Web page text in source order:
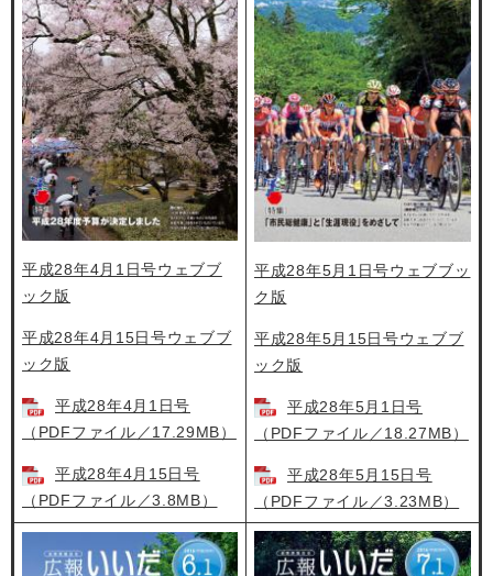
平成28年4月1日号ウェブブ
ック版
平成28年4月15日号ウェブブ
ック版
平成28年4月1日号
（PDFファイル／17.29MB）
平成28年4月15日号
（PDFファイル／3.8MB）
平成28年5月1日号ウェブブッ
ク版
平成28年5月15日号ウェブブ
ック版
平成28年5月1日号
（PDFファイル／18.27MB）
平成28年5月15日号
（PDFファイル／3.23MB）